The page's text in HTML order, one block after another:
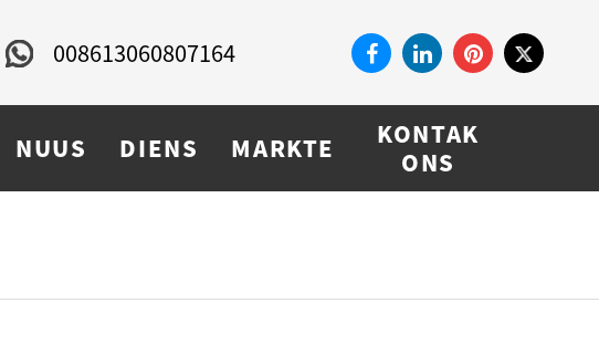
008613060807164
NUUS DIENS MARKTE
KONTAK
ONS